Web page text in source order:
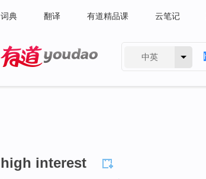
词典 翻译 有道精品课 云笔记
中英
high interest